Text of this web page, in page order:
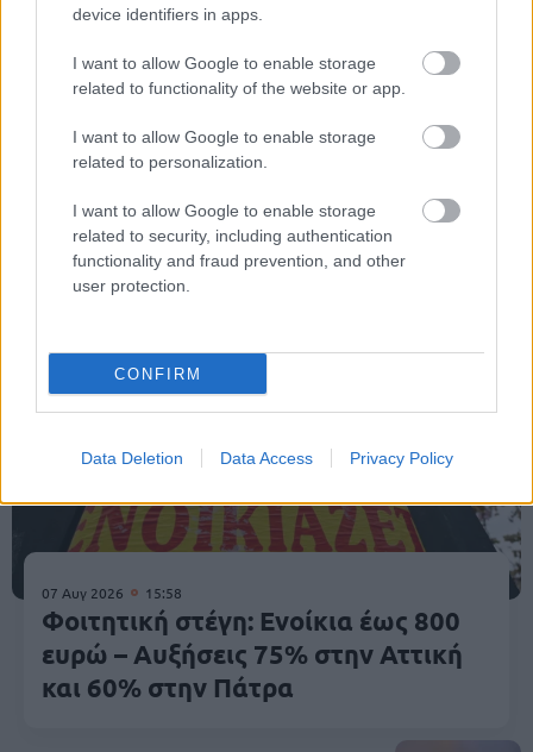
device identifiers in apps.
I want to allow Google to enable storage
related to functionality of the website or app.
I want to allow Google to enable storage
related to personalization.
I want to allow Google to enable storage
related to security, including authentication
functionality and fraud prevention, and other
user protection.
CONFIRM
Data Deletion Data Access Privacy Policy
Κυκλοφοριακές ρυθμίσεις
Κοινωνία
07 Αυγ 2026 15:58
Φοιτητική στέγη: Ενοίκια έως 800
ευρώ – Αυξήσεις 75% στην Αττική
και 60% στην Πάτρα